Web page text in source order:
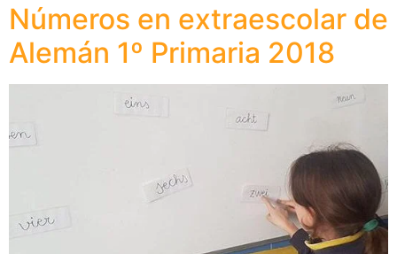
Números en extraescolar de
Alemán 1º Primaria 2018